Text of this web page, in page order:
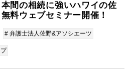
間の相続に強いハワイの佐
料ウェブセミナー開催！
# 弁護士法人佐野&アソシエーツ